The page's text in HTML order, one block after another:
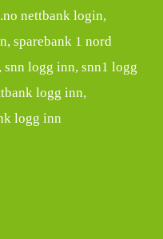
nettbank login,
sparebank 1 nord
logg inn, snn1 logg
logg inn,
logg inn